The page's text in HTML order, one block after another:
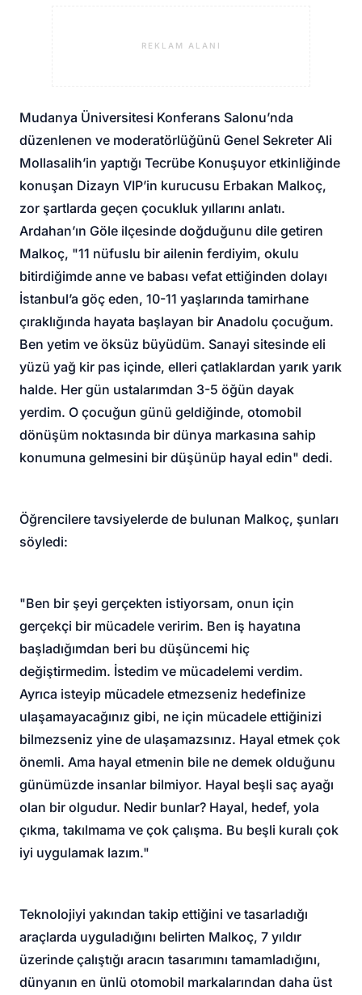
REKLAM ALANI
Mudanya Üniversitesi Konferans Salonu’nda
düzenlenen ve moderatörlüğünü Genel Sekreter Ali
Mollasalih’in yaptığı Tecrübe Konuşuyor etkinliğinde
konuşan Dizayn VIP’in kurucusu Erbakan Malkoç,
zor şartlarda geçen çocukluk yıllarını anlatı.
Ardahan’ın Göle ilçesinde doğduğunu dile getiren
Malkoç, "11 nüfuslu bir ailenin ferdiyim, okulu
bitirdiğimde anne ve babası vefat ettiğinden dolayı
İstanbul’a göç eden, 10-11 yaşlarında tamirhane
çıraklığında hayata başlayan bir Anadolu çocuğum.
Ben yetim ve öksüz büyüdüm. Sanayi sitesinde eli
yüzü yağ kir pas içinde, elleri çatlaklardan yarık yarık
halde. Her gün ustalarımdan 3-5 öğün dayak
yerdim. O çocuğun günü geldiğinde, otomobil
dönüşüm noktasında bir dünya markasına sahip
konumuna gelmesini bir düşünüp hayal edin" dedi.
Öğrencilere tavsiyelerde de bulunan Malkoç, şunları
söyledi:
"Ben bir şeyi gerçekten istiyorsam, onun için
gerçekçi bir mücadele veririm. Ben iş hayatına
başladığımdan beri bu düşüncemi hiç
değiştirmedim. İstedim ve mücadelemi verdim.
Ayrıca isteyip mücadele etmezseniz hedefinize
ulaşamayacağınız gibi, ne için mücadele ettiğinizi
bilmezseniz yine de ulaşamazsınız. Hayal etmek çok
önemli. Ama hayal etmenin bile ne demek olduğunu
günümüzde insanlar bilmiyor. Hayal beşli saç ayağı
olan bir olgudur. Nedir bunlar? Hayal, hedef, yola
çıkma, takılmama ve çok çalışma. Bu beşli kuralı çok
iyi uygulamak lazım."
Teknolojiyi yakından takip ettiğini ve tasarladığı
araçlarda uyguladığını belirten Malkoç, 7 yıldır
üzerinde çalıştığı aracın tasarımını tamamladığını,
dünyanın en ünlü otomobil markalarından daha üst